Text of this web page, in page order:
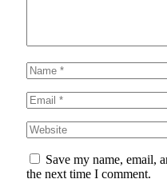
Save my name, email,
the next time I comment.